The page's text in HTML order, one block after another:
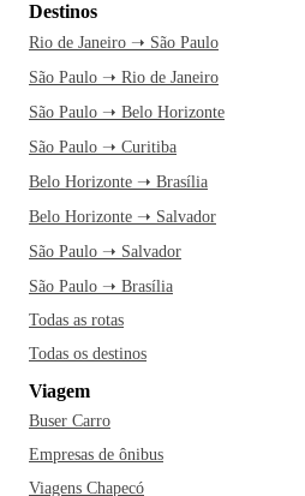
Destinos
Rio de Janeiro ➝ São Paulo
São Paulo ➝ Rio de Janeiro
São Paulo ➝ Belo Horizonte
São Paulo ➝ Curitiba
Belo Horizonte ➝ Brasília
Belo Horizonte ➝ Salvador
São Paulo ➝ Salvador
São Paulo ➝ Brasília
Todas as rotas
Todas os destinos
Viagem
Buser Carro
Empresas de ônibus
Viagens Chapecó